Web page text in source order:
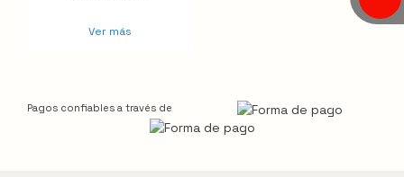
Ver más
Pagos confiables a través de